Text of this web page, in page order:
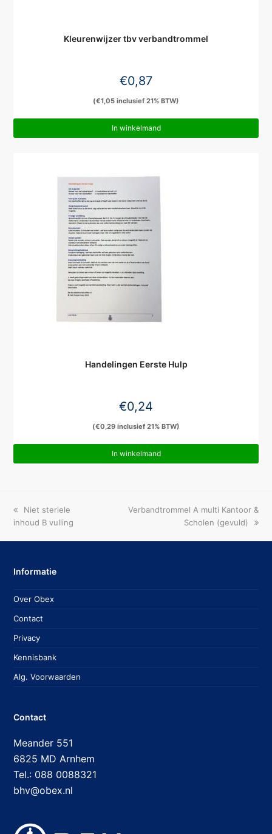
Kleurenwijzer tbv verbandtrommel
€0,87
(€1,05 inclusief 21% BTW)
In winkelmand
Handelingen Eerste Hulp
€0,24
(€0,29 inclusief 21% BTW)
In winkelmand
previous
post:
Niet steriele
inhoud B vulling
next
Verbandtrommel A multi Kantoor &
Scholen (gevuld)
Informatie
Over Obex
Contact
Privacy
Kennisbank
Alg. Voorwaarden
Contact
Meander 551
6825 MD Arnhem
Tel.: 088 0088321
bhv@obex.nl